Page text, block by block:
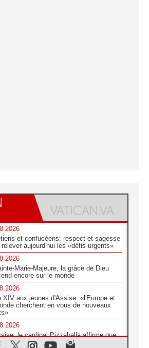
et confucéens: respect et sagesse
relever aujourd'hui les «défis urgents»
Marie-Majeure, la grâce de Dieu
encore sur le monde
XIV aux jeunes d'Assise: «l'Europe et
cherchent en vous de nouveaux
le cardinal Pizzaballa affirme que
chrétiens veulent la paix»